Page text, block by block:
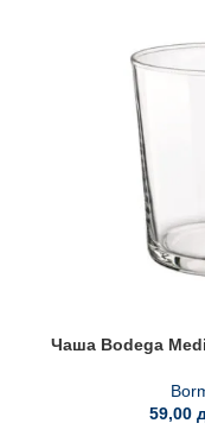
Чаша Bodega
59,00